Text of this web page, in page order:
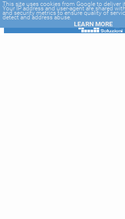
-->
This site uses cookies from Google to deliver
Your IP address and user-agent are shared
and security metrics to ensure quality of
detect and address abuse.
LEARN MORE